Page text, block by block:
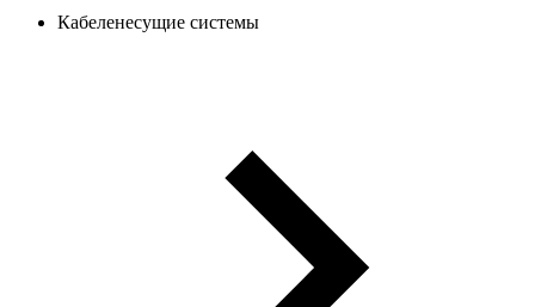
Кабеленесущие системы